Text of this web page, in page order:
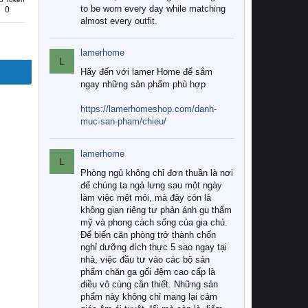
0
to be worn every day while matching
almost every outfit.
L
lamerhome
Hãy đến với lamer Home để sắm
ngay những sản phẩm phù hợp
https://lamerhomeshop.com/danh-
muc-san-pham/chieu/
L
lamerhome
Phòng ngủ không chỉ đơn thuần là nơi
để chúng ta ngả lưng sau một ngày
làm việc mệt mỏi, mà đây còn là
không gian riêng tư phản ánh gu thẩm
mỹ và phong cách sống của gia chủ.
Để biến căn phòng trở thành chốn
nghỉ dưỡng đích thực 5 sao ngay tại
nhà, việc đầu tư vào các bộ sản
phẩm chăn ga gối đệm cao cấp là
điều vô cùng cần thiết. Những sản
phẩm này không chỉ mang lại cảm